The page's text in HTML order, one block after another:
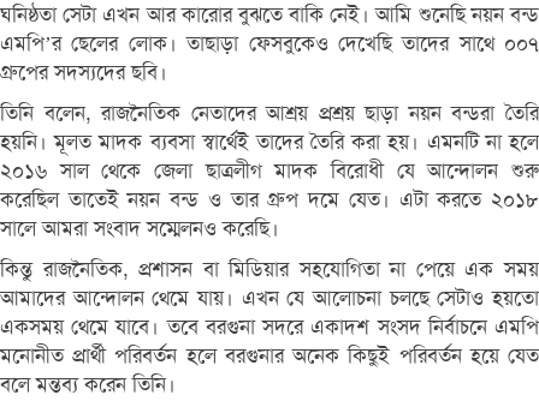
ঘনিষ্ঠতা সেটা এখন আর কারোর বুঝতে বাকি নেই। আমি শুনেছি নয়ন বন্ড
এমপি’র ছেলের লোক। তাছাড়া ফেসবুকেও দেখেছি তাদের সাথে ০০৭
গ্রুপের সদস্যদের ছবি।
তিনি বলেন, রাজনৈতিক নেতাদের আশ্রয় প্রশ্রয় ছাড়া নয়ন বন্ডরা তৈরি
হয়নি। মূলত মাদক ব্যবসা স্বার্থেই তাদের তৈরি করা হয়। এমনটি না হলে
২০১৬ সাল থেকে জেলা ছাত্রলীগ মাদক বিরোধী যে আন্দোলন শুরু
করেছিল তাতেই নয়ন বন্ড ও তার গ্রুপ দমে যেত। এটা করতে ২০১৮
সালে আমরা সংবাদ সম্মেলনও করেছি।
কিন্তু রাজনৈতিক, প্রশাসন বা মিডিয়ার সহযোগিতা না পেয়ে এক সময়
আমাদের আন্দোলন থেমে যায়। এখন যে আলোচনা চলছে সেটাও হয়তো
একসময় থেমে যাবে। তবে বরগুনা সদরে একাদশ সংসদ নির্বাচনে এমপি
মনোনীত প্রার্থী পরিবর্তন হলে বরগুনার অনেক কিছুই পরিবর্তন হয়ে যেত
বলে মন্তব্য করেন তিনি।